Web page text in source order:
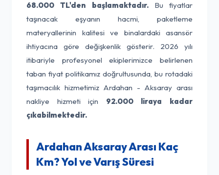
68.000 TL'den başlamaktadır.Bu fiyatlar
taşınacak eşyanın hacmi, paketleme
materyallerinin kalitesi ve binalardaki asansör
ihtiyacına göre değişkenlik gösterir. 2026 yılı
itibariyle profesyonel ekiplerimizce belirlenen
taban fiyat politikamız doğrultusunda, bu rotadaki
taşımacılık hizmetimiz Ardahan - Aksaray arası
nakliye hizmeti için 92.000 liraya kadar
çıkabilmektedir.
Ardahan Aksaray Arası Kaç
Km? Yol ve Varış Süresi